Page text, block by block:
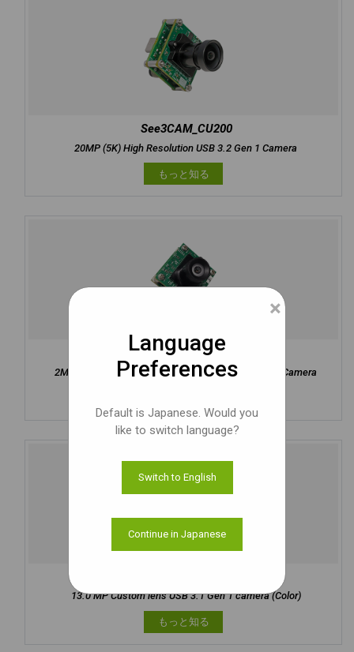
See3CAM_CU200
20MP (5K) High Resolution USB 3.2 Gen 1 Camera
もっと知る
See3CAM_27CUG
2MP OV2312 Global Shutter RGB-IR USB 3.2 Gen 1 Camera
13.0 MP Custom lens USB 3.1 Gen 1 camera (Color)
もっと知る
×
Language
Preferences
Default is Japanese. Would you
like to switch language?
Switch to English
Continue in Japanese